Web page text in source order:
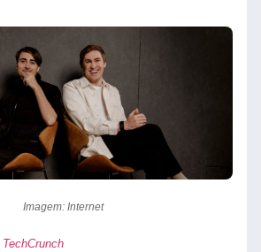
Imagem: Internet
TechCrunch